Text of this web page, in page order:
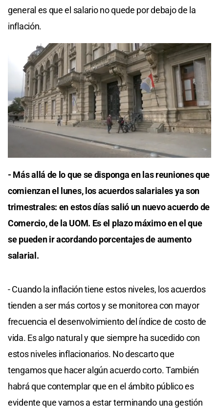
general es que el salario no quede por debajo de la
inflación.
- Más allá de lo que se disponga en las reuniones que
comienzan el lunes, los acuerdos salariales ya son
trimestrales: en estos días salió un nuevo acuerdo de
Comercio, de la UOM. Es el plazo máximo en el que
se pueden ir acordando porcentajes de aumento
salarial.
- Cuando la inflación tiene estos niveles, los acuerdos
tienden a ser más cortos y se monitorea con mayor
frecuencia el desenvolvimiento del índice de costo de
vida. Es algo natural y que siempre ha sucedido con
estos niveles inflacionarios. No descarto que
tengamos que hacer algún acuerdo corto. También
habrá que contemplar que en el ámbito público es
evidente que vamos a estar terminando una gestión